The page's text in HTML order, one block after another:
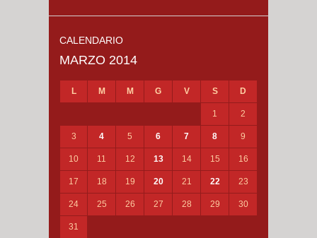
CALENDARIO
MARZO 2014
L M M G V S D
1 2
3 4 5 6 7 8 9
10 11 12 13 14 15 16
17 18 19 20 21 22 23
24 25 26 27 28 29 30
31